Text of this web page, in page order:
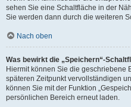
sehen Sie eine Schaltfläche in der
Sie werden dann durch die weiteren
Nach oben
Was bewirkt die „Speichern“-
Hiermit können Sie die geschriebene
späteren Zeitpunkt vervollständigen
können Sie mit der Funktion
persönlichen Bereich erneut laden.